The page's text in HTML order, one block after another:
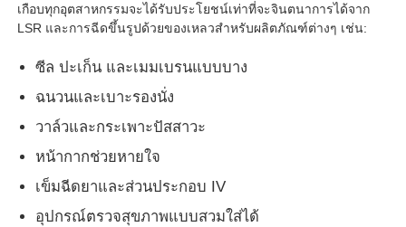
เกือบทุกอุตสาหกรรมจะได้รับประโยชน์เท่าที่จะจินตนาการได้จาก
LSR และการฉีดขึ้นรูปด้วยของเหลวสำหรับผลิตภัณฑ์ต่างๆ เช่น:
ซีล ปะเก็น และเมมเบรนแบบบาง
ฉนวนและเบาะรองนั่ง
วาล์วและกระเพาะปัสสาวะ
หน้ากากช่วยหายใจ
เข็มฉีดยาและส่วนประกอบ IV
อุปกรณ์ตรวจสุขภาพแบบสวมใส่ได้